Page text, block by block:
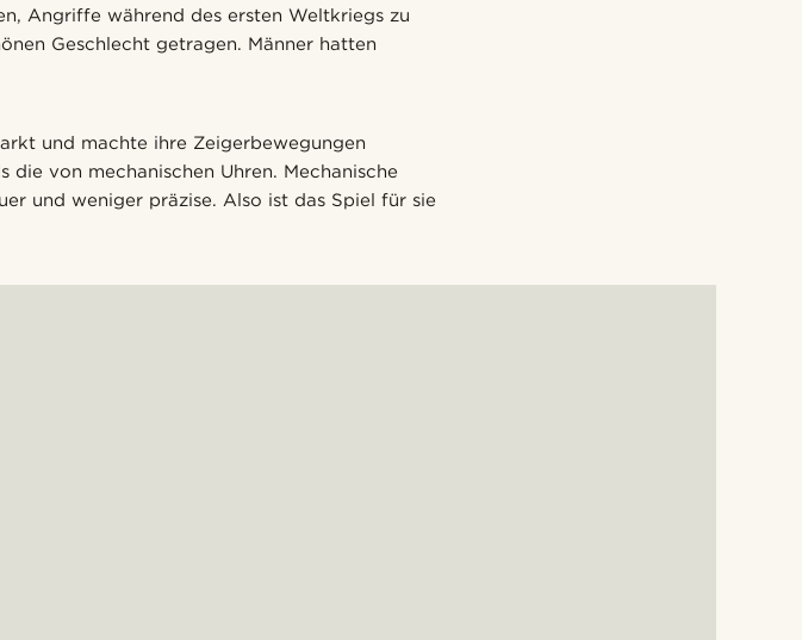
Angriffe während des ersten Weltkriegs zu
Geschlecht getragen. Männer hatten
und machte ihre Zeigerbewegungen
von mechanischen Uhren. Mechanische
und weniger präzise. Also ist das Spiel für sie